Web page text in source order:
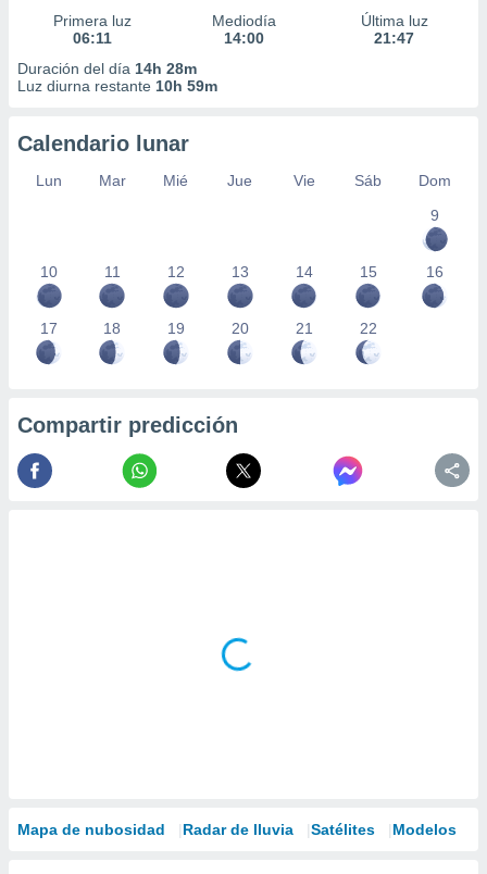
Primera luz
06:11
Mediodía
14:00
Última luz
21:47
Duración del día 14h 28m
Luz diurna restante 10h 59m
Calendario lunar
Lun Mar Mié Jue Vie Sáb
Dom
9
10 11 12 13 14 15 16
17 18 19 20 21 22
Compartir predicción
Mapa de nubosidad Radar de lluvia Satélites Modelos